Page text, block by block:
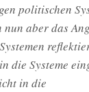
politischen
aber das
die Systeme
in die